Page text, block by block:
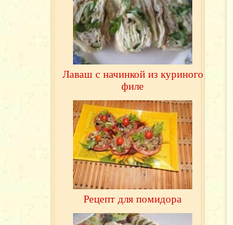
Лаваш с начинкой из куриного
филе
Рецепт для помидора